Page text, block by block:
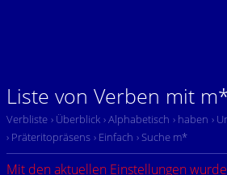
Liste von Verben mit
Verbliste › Überblick › Alphabetisch › haben ›
› Präteritopräsens › Einfach › Suche m*
Mit den aktuellen Einstellungen